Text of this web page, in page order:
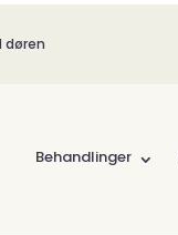
døren
Behandlinger